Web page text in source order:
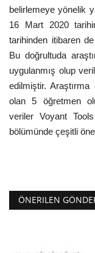
belirlemeye yönelik
16 Mart 2020
tarihinden itibaren
Bu doğrultuda
uygulanmış olup
edilmiştir.
olan 5 öğretmen
veriler Voyant
bölümünde çeşitli
ÖNERILEN